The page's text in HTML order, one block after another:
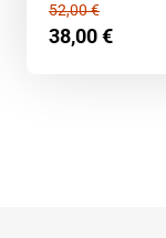
52,00€
38,00€